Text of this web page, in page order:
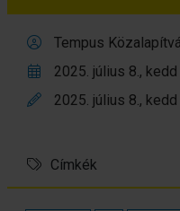
Tempus
2025. július 8., kedd
2025. július 8., kedd
Címkék